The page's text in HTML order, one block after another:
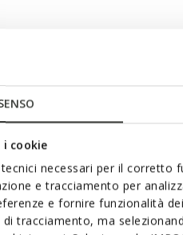
cookie
necessari per il corretto
e tracciamento per
e fornire funzionalità
tracciamento, ma
te passen